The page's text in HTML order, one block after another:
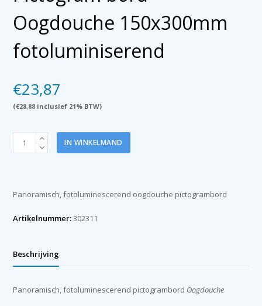
Oogdouche 150x300mm
fotoluminiserend
€23,87
(€28,88 inclusief 21% BTW)
Pictogram
bord
aantal
IN WINKELMAND
Panoramisch, fotoluminescerend oogdouche pictogrambord
Artikelnummer:302311
Beschrijving
Panoramisch, fotoluminescerend pictogrambord Oogdouche